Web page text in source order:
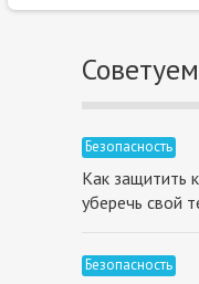
Безопасность
Как защитить
уберечь свой
Безопасность